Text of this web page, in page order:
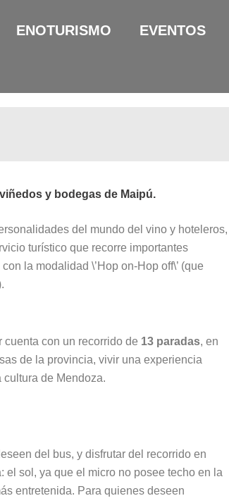
ENOTURISMO EVENTOS
y bodegas de Maipú.
del mundo del vino y hoteleros,
turístico que recorre importantes
la modalidad \’Hop on-Hop off\’ (que
cuenta con un recorrido de 13 paradas, en
de la provincia, vivir una experiencia
de Mendoza.
del bus, y disfrutar del recorrido en
sol, ya que el micro no posee techo en la
entretenida. Para quienes deseen